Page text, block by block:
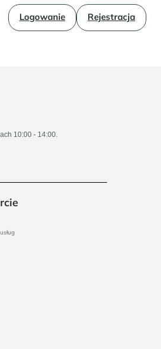
Logowanie Rejestracja
10:00 - 14:00.